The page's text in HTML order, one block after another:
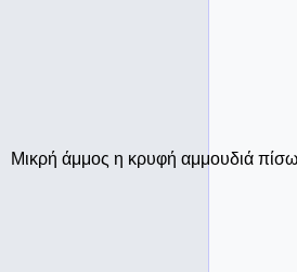
Μικρή άμμος η κρυφή αμμουδιά